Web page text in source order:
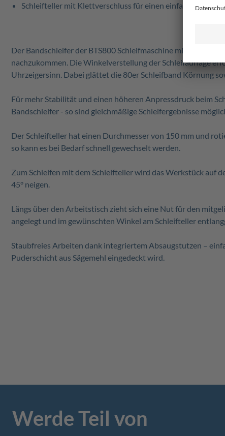
Schleifteller mit Klettverschluss für einen einfachen
Der Bandschleifer der BTS800 Schleifmaschine mit einer
nachzukommen. Die Winkelverstellung der Schleifauflage
Uhrzeigersinn. Dabei glättet die 80er Schleifband Körnung
Für mehr Stabilität und einen höheren Anpressdruck beim
Bandschleifer - so sind gleichmäßige Schleifergebnisse
Der Schleifteller hat einen Durchmesser von 150 mm und
so kann es bei Bedarf schnell gewechselt werden.
Zum Schleifen mit dem Schleifteller wird das Werkstück auf
45° neigen.
Längs über den Arbeitstisch zieht sich eine Nut für den
angelegt und im gewünschten Winkel am Schleifteller
Staubfreies Arbeiten dank integriertem Absaugstutzen –
Puderschicht aus Sägemehl eingedeckt wird.
Werde Teil von